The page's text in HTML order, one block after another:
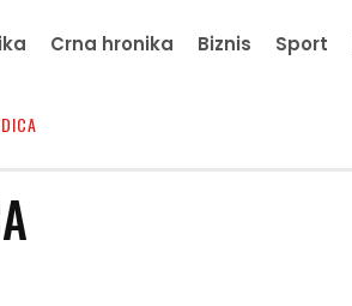
Crna hronika Biznis Sport